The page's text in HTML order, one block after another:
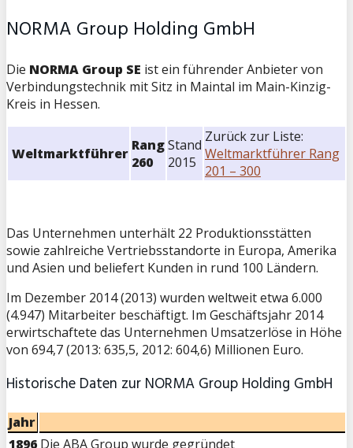
NORMA Group Holding GmbH
Die NORMA Group SE ist ein führender Anbieter von
Verbindungstechnik mit Sitz in Maintal im Main-Kinzig-
Kreis in Hessen.
Weltmarktführer Rang
260
Stand
2015
Zurück zur Liste:
Weltmarktführer Rang
201 – 300
Das Unternehmen unterhält 22 Produktionsstätten
sowie zahlreiche Vertriebsstandorte in Europa, Amerika
und Asien und beliefert Kunden in rund 100 Ländern.
Im Dezember 2014 (2013) wurden weltweit etwa 6.000
(4.947) Mitarbeiter beschäftigt. Im Geschäftsjahr 2014
erwirtschaftete das Unternehmen Umsatzerlöse in Höhe
von 694,7 (2013: 635,5, 2012: 604,6) Millionen Euro.
Historische Daten zur NORMA Group Holding GmbH
Jahr
1896 Die ABA Group wurde gegründet